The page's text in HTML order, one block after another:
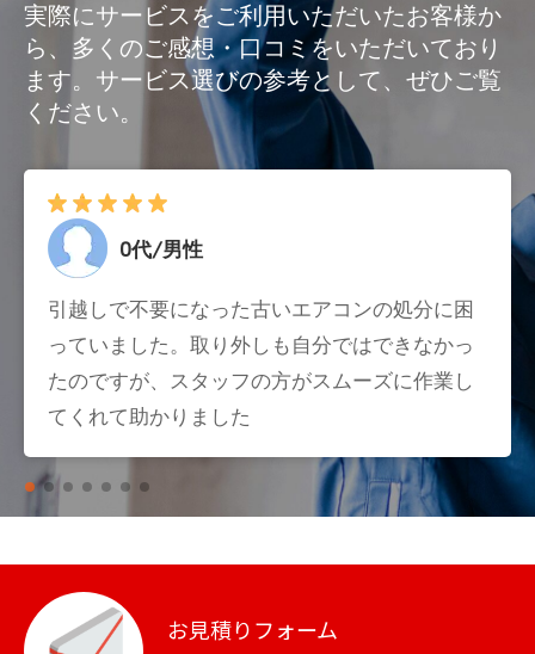
実際にサービスをご利用いただいたお客様か
ら、多くのご感想・口コミをいただいており
ます。サービス選びの参考として、ぜひご覧
ください。
0代/男性
引越しで不要になった古いエアコンの処分に困
っていました。取り外しも自分ではできなかっ
たのですが、スタッフの方がスムーズに作業し
てくれて助かりました
お見積りフォーム